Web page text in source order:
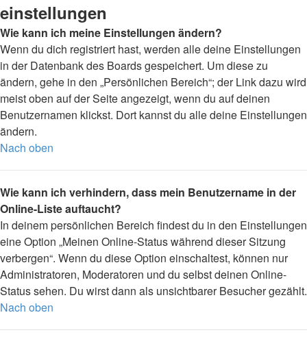
einstellungen
Wie kann ich meine Einstellungen ändern?
Wenn du dich registriert hast, werden alle deine Einstellungen
in der Datenbank des Boards gespeichert. Um diese zu
ändern, gehe in den „Persönlichen Bereich“; der Link dazu wird
meist oben auf der Seite angezeigt, wenn du auf deinen
Benutzernamen klickst. Dort kannst du alle deine Einstellungen
ändern.
Nach oben
Wie kann ich verhindern, dass mein Benutzername in der
Online-Liste auftaucht?
In deinem persönlichen Bereich findest du in den Einstellungen
eine Option „Meinen Online-Status während dieser Sitzung
verbergen“. Wenn du diese Option einschaltest, können nur
Administratoren, Moderatoren und du selbst deinen Online-
Status sehen. Du wirst dann als unsichtbarer Besucher gezählt.
Nach oben